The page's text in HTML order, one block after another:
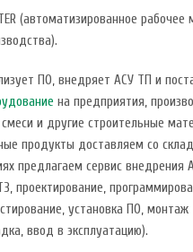
(автоматизированное рабочее
ПО, внедряет АСУ ТП и
на предприятия,
и другие строительные
продукты доставляем со
предлагаем сервис внедрения
проектирование,
установка ПО, монтаж
ввод в эксплуатацию).